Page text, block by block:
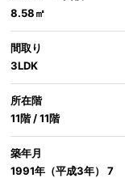
8.58㎡
間取り
3LDK
所在階
11階 / 11階
築年月
1991年（平成3年） 7